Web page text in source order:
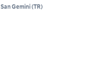
San Gemini(TR)